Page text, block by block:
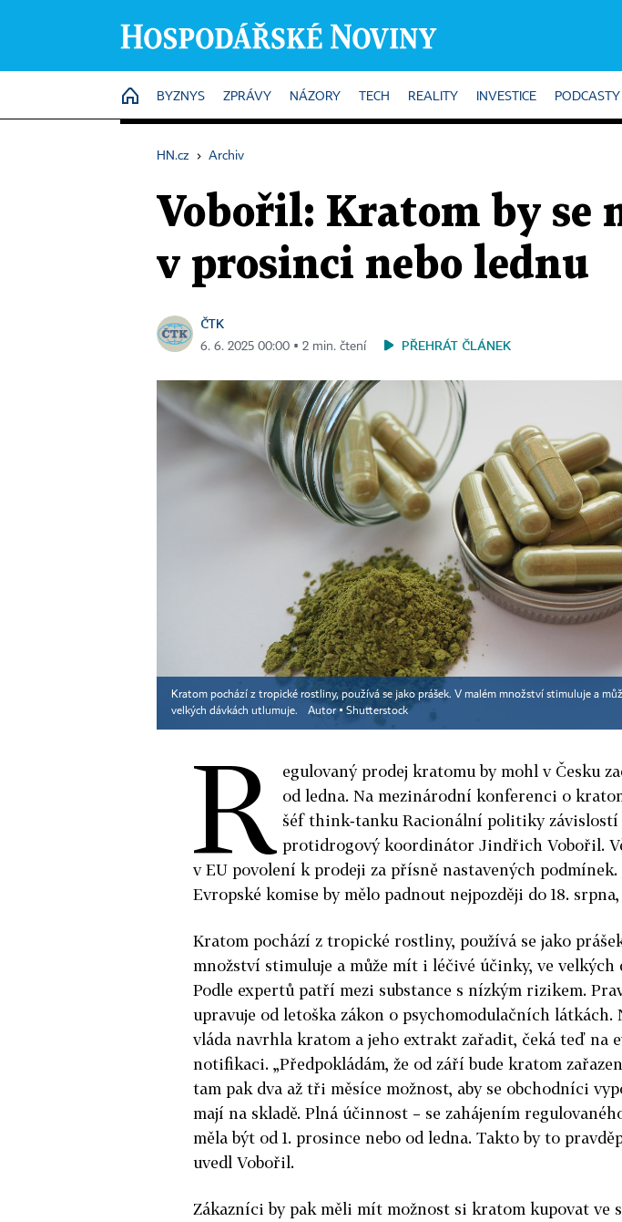
HOME
BYZNYS ZPRÁVY NÁZORY TECH REALITY INVESTICE PODCASTY
HN.cz › Archiv
Vobořil: Kratom by se
v prosinci nebo lednu
ČTK
6. 6. 2025 00:00 ▪ 2 min. čtení PŘEHRÁT ČLÁNEK
Kratom pochází z tropické rostliny, používá se jako prášek. V malém množství stimuluje a
velkých dávkách utlumuje.
Autor ▪ Shutterstock
R egulovaný prodej kratomu by mohl v Česku
od ledna. Na mezinárodní konferenci o
šéf think‑tanku Racionální politiky závislostí
protidrogový koordinátor Jindřich Vobořil.
v EU povolení k prodeji za přísně nastavených
Evropské komise by mělo padnout nejpozději do 18.
Kratom pochází z tropické rostliny, používá se jako
množství stimuluje a může mít i léčivé účinky, ve velkých
Podle expertů patří mezi substance s nízkým rizikem.
upravuje od letoška zákon o psychomodulačních látkách.
vláda navrhla kratom a jeho extrakt zařadit, čeká teď na
notifikaci. „Předpokládám, že od září bude kratom
tam pak dva až tři měsíce možnost, aby se obchodníci
mají na skladě. Plná účinnost – se zahájením
měla být od 1. prosince nebo od ledna. Takto by to
uvedl Vobořil.
Zákazníci by pak měli mít možnost si kratom kupovat ve